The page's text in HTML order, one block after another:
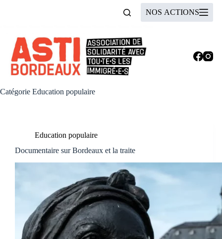
NOS ACTIONS
Catégorie Education populaire
Education populaire
Documentaire sur Bordeaux et la traite